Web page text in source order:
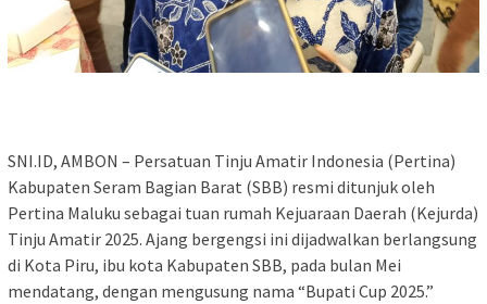
SNI.ID, AMBON – Persatuan Tinju Amatir Indonesia (Pertina)
Kabupaten Seram Bagian Barat (SBB) resmi ditunjuk oleh
Pertina Maluku sebagai tuan rumah Kejuaraan Daerah (Kejurda)
Tinju Amatir 2025. Ajang bergengsi ini dijadwalkan berlangsung
di Kota Piru, ibu kota Kabupaten SBB, pada bulan Mei
mendatang, dengan mengusung nama “Bupati Cup 2025.”